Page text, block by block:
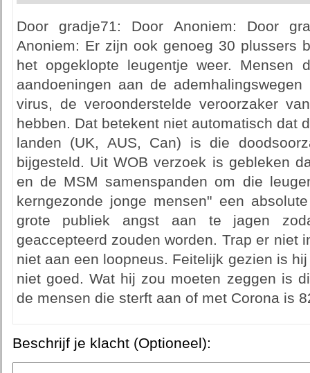
Door gradje71: Door Anoniem: Door
Anoniem: Er zijn ook genoeg 30 plussers
het opgeklopte leugentje weer. Mensen
aandoeningen aan de
virus, de veroonderstelde veroorzaker
hebben. Dat betekent niet automatisch dat
landen (UK, AUS, Can) is die
bijgesteld. Uit WOB verzoek is gebleken
en de MSM samenspanden om die
kerngezonde jonge mensen" een
grote publiek angst aan te jagen
geaccepteerd zouden worden. Trap er niet
niet aan een loopneus. Feitelijk gezien is
niet goed. Wat hij zou moeten zeggen is
de mensen die sterft aan of met Corona is
Beschrijf je klacht (Optioneel):